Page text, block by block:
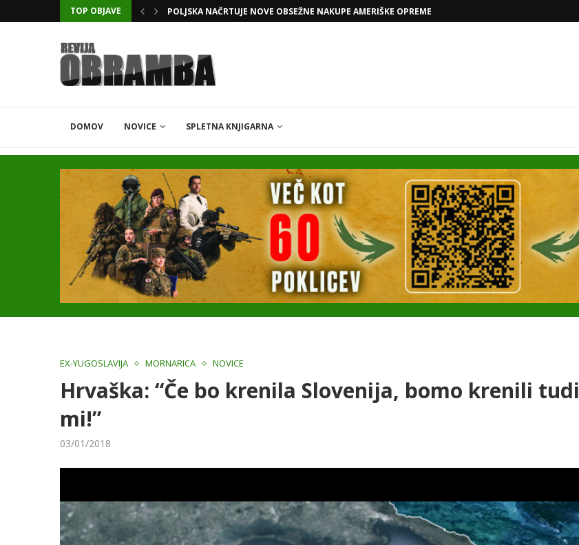
TOP OBJAVE
POLJSKA NAČRTUJE NOVE OBSEŽNE NAKUPE AMERIŠKE OPREME
DOMOV NOVICE SPLETNA KNJIGARNA
EX-YUGOSLAVIJA MORNARICA NOVICE
Hrvaška: “Če bo krenila Slovenija, bomo krenili tudi
mi!”
03/01/2018